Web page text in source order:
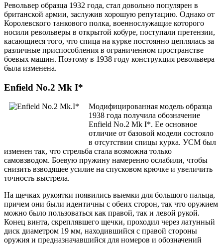
Револьвер образца 1932 года, стал довольно популярен в
британской армии, заслужив хорошую репутацию. Однако от
Королевского танкового полка, военнослужащие которого
носили револьверы в открытой кобуре, поступали претензии,
касающиеся того, что спица на курке постоянно цеплялась за
различные приспособления в ограниченном пространстве
боевых машин. Поэтому в 1938 году конструкция револьвера
была изменена.
Enfield No.2 Mk I*
Модифицированная модель образца
1938 года получила обозначение
Enfield No.2 Mk I*. Ее основное
отличие от базовой модели состояло
в отсутствии спицы курка. УСМ был
изменен так, что стрельба стала возможна только
самовзводом. Боевую пружину намеренно ослабили, чтобы
снизить взводящее усилие на спусковом крючке и увеличить
точность выстрела.
На щечках рукоятки появились выемки для большого пальца,
причем они были идентичны с обеих сторон, так что оружием
можно было пользоваться как правой, так и левой рукой.
Конец винта, скреплявшего щечки, проходил через латунный
диск диаметром 19 мм, находившийся с правой стороны
оружия и предназначавшийся для номеров и обозначений